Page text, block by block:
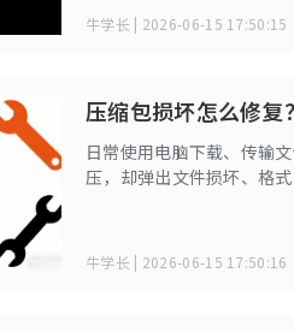
牛学长 | 2026-06-15 17:50:15
压缩包损坏怎么修复
日常使用电脑下载、传输
压，却弹出文件损坏、格
牛学长 | 2026-06-15 17:50:16